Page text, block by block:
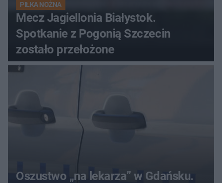
PIŁKA NOŻNA
Mecz Jagiellonia Białystok.
Spotkanie z Pogonią Szczecin
zostało przełożone
Oszustwo „na lekarza” w Gdańsku.